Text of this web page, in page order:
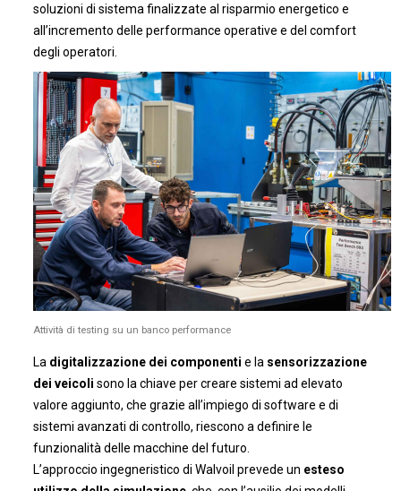
soluzioni di sistema finalizzate al risparmio energetico e
all’incremento delle performance operative e del comfort
degli operatori.
Attività di testing su un banco performance
La digitalizzazione dei componentie la sensorizzazione
dei veicolisono la chiave per creare sistemi ad elevato
valore aggiunto, che grazie all’impiego di software e di
sistemi avanzati di controllo, riescono a definire le
funzionalità delle macchine del futuro.
L’approccio ingegneristico di Walvoil prevede un esteso